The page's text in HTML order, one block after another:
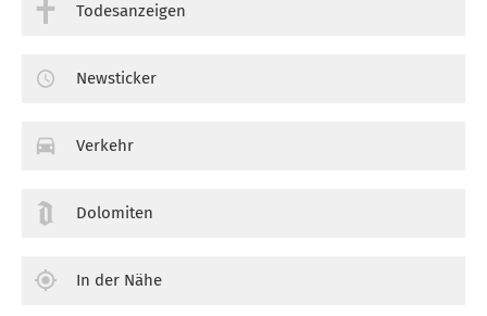
Todesanzeigen
Newsticker
Verkehr
Dolomiten
In der Nähe